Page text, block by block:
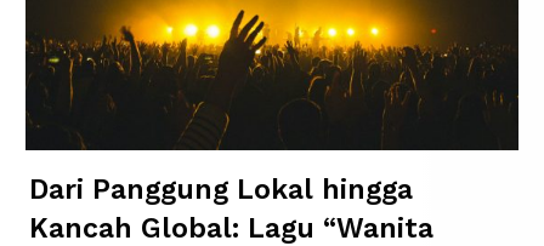
Dari Panggung Lokal hingga
Kancah Global: Lagu “Wanita